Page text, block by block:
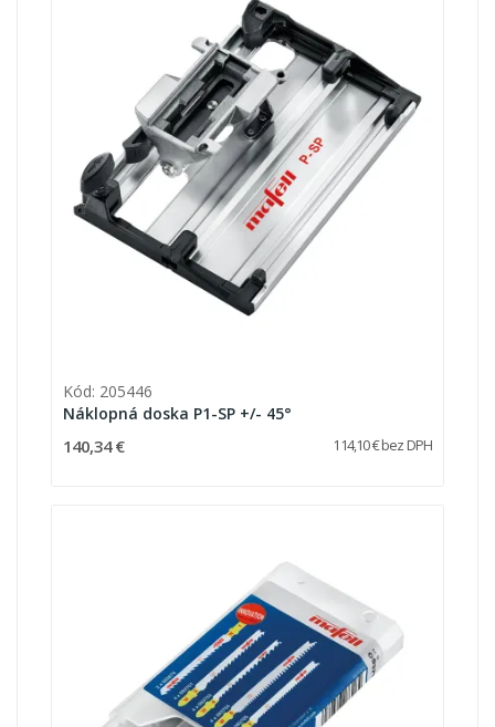
Kód: 205446
Náklopná doska P1-SP +/- 45°
140,34 € 114,10 € bez DPH